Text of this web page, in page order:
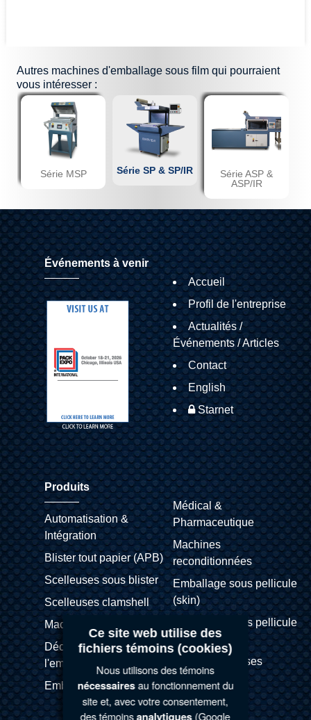
Ce site web utilise des
fichiers témoins (cookies)
Nous utilisons des témoins
nécessairesau fonctionnement du
site et, avec votre consentement,
des témoinsanalytiques(Google
Autres machines d'emballage sous filmqui pourraient
vous intéresser :
Série MSP Série SP & SP/IR
Série ASP &
ASP/IR
Événements à venir
Accueil
Profil de l'entreprise
Actualités /
Événements / Articles
Contact
English
Starnet
Produits
Automatisation &
Intégration
Blister tout papier (APB)
Scelleuses sous blister
Scelleuses clamshell
Machines sur mesure
Découpeuses à
l'emporte-pièce
Emballage alimentaire
Médical &
Pharmaceutique
Machines
reconditionnées
Emballage sous pellicule
(skin)
Emballage sous pellicule
étirable
Thermoformeuses